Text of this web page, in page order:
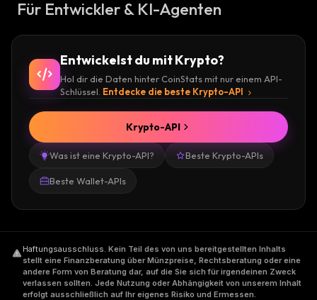
Für Entwickler & KI-Agenten
Entwickelst du mit Krypto?
Hol dir die Daten hinter CoinStats mit nur einem API-
Schlüssel. Entdecke die beste Krypto-API
Was ist eine Krypto-API? Beste Krypto-APIs
Beste Wallet-APIs
Krypto-API
Haftungsausschluss. Kein Teil des von uns bereitgestellten Inhalts
stellt eine Finanzberatung über Münzpreise, Rechtsberatung oder eine
andere Form von Beratung dar, auf die Sie sich für irgendeinen Zweck
verlassen sollten. Jede Nutzung oder Abhängigkeit von unserem Inhalt
erfolgt ausschließlich auf Ihr eigenes Risiko und Ermessen.